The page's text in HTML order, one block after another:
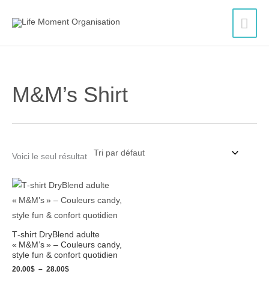
M&M’s Shirt
Voici le seul résultat
T‑shirt DryBlend adulte
« M&M’s » – Couleurs candy,
style fun & confort quotidien
20.00$ – 28.00$
Plage
prix :
20.00$
à
28.00$